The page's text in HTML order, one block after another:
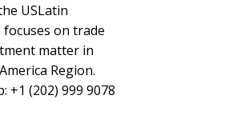
USLatin
focuses on trade
matter in
Region.
+1 (202) 999 9078